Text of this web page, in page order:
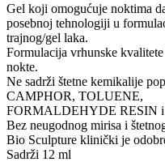
Gel koji omogućuje noktima
posebnoj tehnologiji u
trajnog/gel laka.
Formulacija vrhunske
nokte.
Ne sadrži štetne kemikalije
CAMPHOR, TOLUENE,
FORMALDEHYDE RESIN i
Bez neugodnog mirisa i
Bio Sculpture klinički je
Sadrži 12 ml